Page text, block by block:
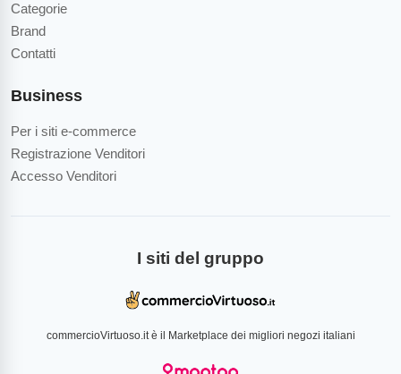
Categorie
Brand
Contatti
Business
Per i siti e-commerce
Registrazione Venditori
Accesso Venditori
I siti del gruppo
commercioVirtuoso.it è il Marketplace dei migliori negozi italiani